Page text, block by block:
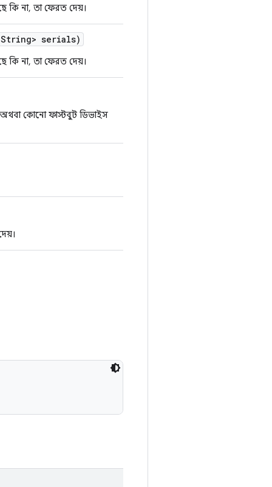
কি না, তা ফেরত দেয়।
serials)
কি না, তা ফেরত দেয়।
কোনো ফাস্টবুট ডিভাইস